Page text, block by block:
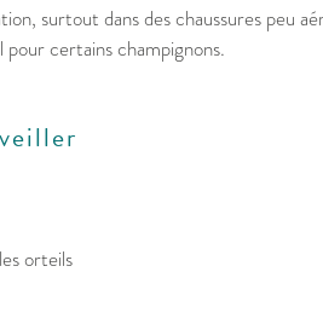
surtout dans des chaussures peu
certains champignons.
orteils